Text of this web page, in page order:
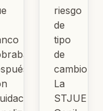
riesgo
de
tipo
de
cambio.
La
STJUE